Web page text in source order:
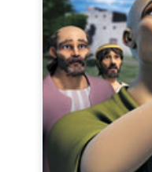
SuperVersículo“Em
que já viveram,
Batista. No
Reino dos Céus é